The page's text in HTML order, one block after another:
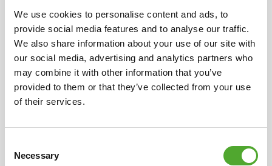
We use cookies to personalise content and ads, to
provide social media features and to analyse our traffic.
We also share information about your use of our site with
our social media, advertising and analytics partners who
may combine it with other information that you’ve
provided to them or that they’ve collected from your use
of their services.
Selection
Necessary
b. wenn die Lieferung eines Produkts aus verschiedenen
Sendungen oder Teilen besteht: der Tag, an dem der
Verbraucher, oder ein von ihm benannter Dritter, die
letzte Sendung oder das letzte Teil erhalten hat;
5
c. bei Verträgen über die regelmäßige Lieferung von
das erste Produkt erhalten hat.